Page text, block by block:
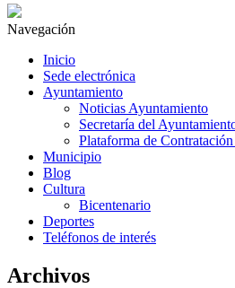
Navegación
Inicio
Sede electrónica
Ayuntamiento
Noticias Ayuntamiento
Secretaría del
Plataforma de
Municipio
Blog
Cultura
Bicentenario
Deportes
Teléfonos de interés
Archivos